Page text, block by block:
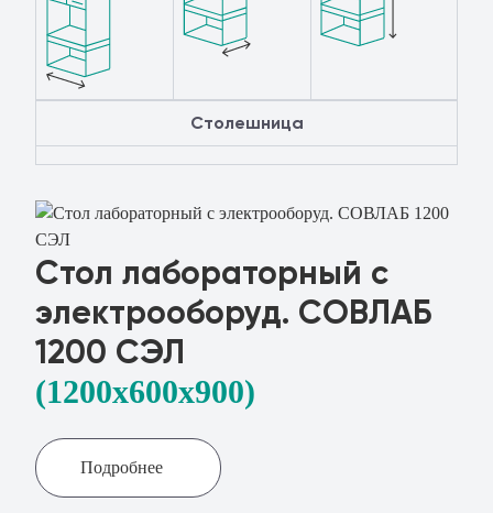
Стол лабораторный с
электрооборуд. СОВЛАБ
1200 СЭЛ
(1200x600х900)
Подробнее
Столешница